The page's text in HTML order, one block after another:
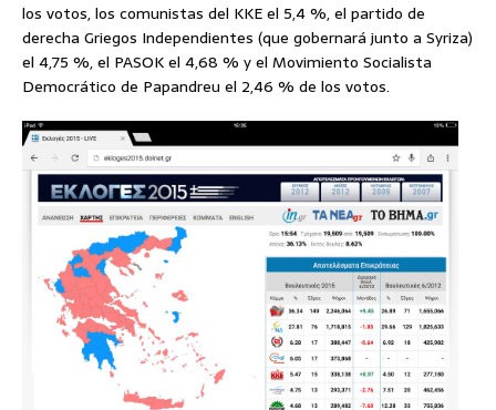
los votos, los comunistas del KKE el 5,4 %, el partido de
derecha Griegos Independientes (que gobernará junto a Syriza)
el 4,75 %, el PASOK el 4,68 % y el Movimiento Socialista
Democrático de Papandreu el 2,46 % de los votos.